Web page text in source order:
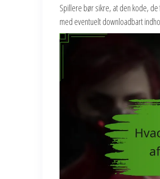
Spillere bør sikre, at den kode,
med eventuelt downloadbart